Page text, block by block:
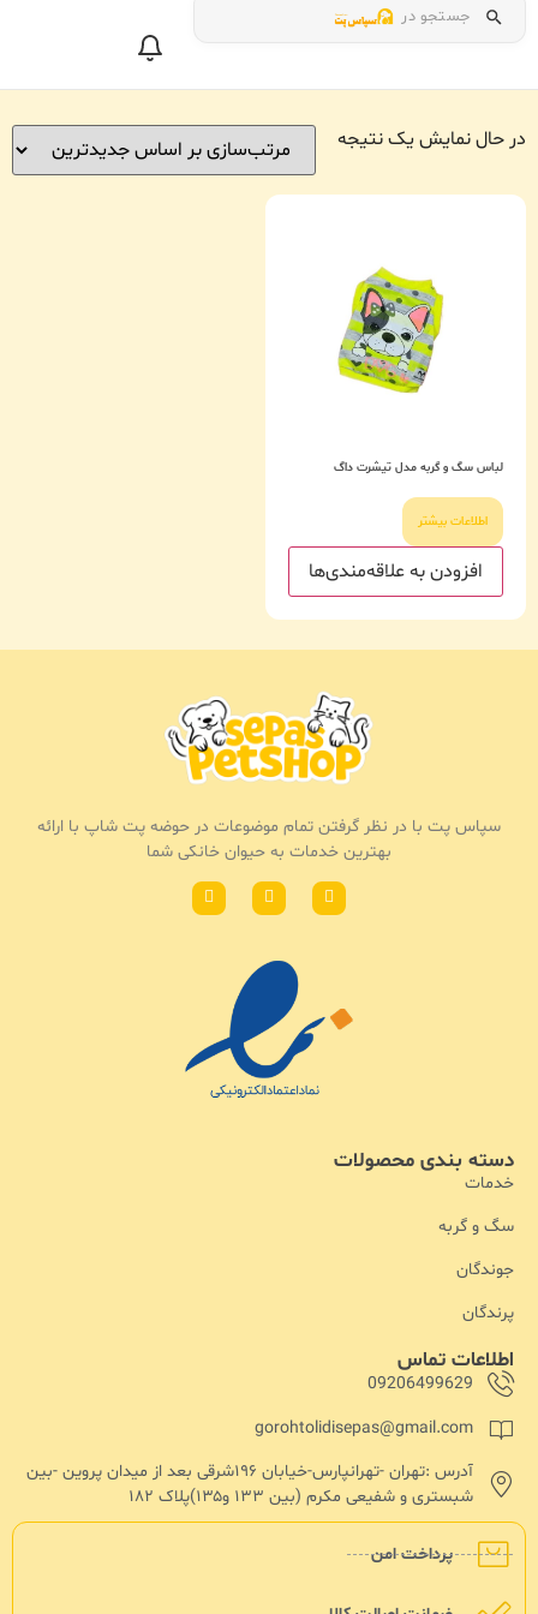
جستجو در
در حال نمایش یک نتیجه
لباس سگ و گربه مدل تیشرت داگ
اطلاعات بیشتر
افزودن به علاقه‌مندی‌ها
پرداخت امن
اطلاعات تماس
09206499629
gorohtolidisepas@gmail.com
آدرس :تهران -تهرانپارس-خیابان ۱۹۶شرقی بعد از میدان پروین -بین
شبستری و شفیعی مکرم (بین ۱۳۳ و۱۳۵)پلاک ۱۸۲
دسته بندی محصولات
خدمات
سگ و گربه
جوندگان
پرندگان
سپاس پت با در نظر گرفتن تمام موضوعات در حوضه پت شاپ با ارائه
بهترین خدمات به حیوان خانکی شما